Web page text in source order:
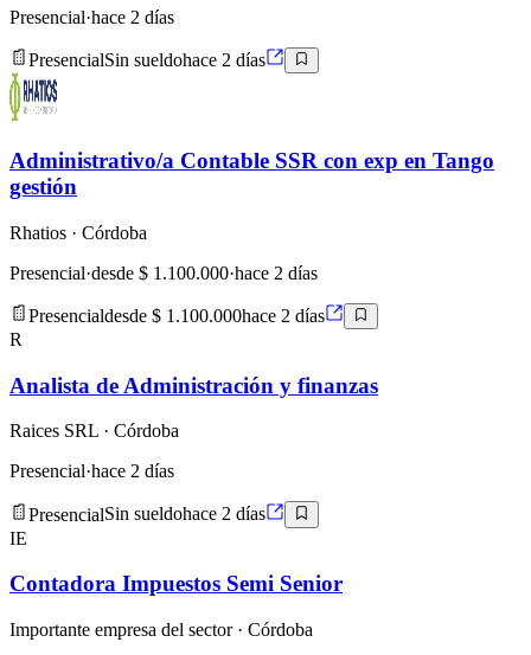
Presencial·hace 2 días
PresencialSin sueldohace 2 días
Administrativo/a Contable SSR con exp en Tango
gestión
Rhatios · Córdoba
Presencial·desde $ 1.100.000·hace 2 días
Presencialdesde $ 1.100.000hace 2 días
R
Analista de Administración y finanzas
Raices SRL · Córdoba
Presencial·hace 2 días
PresencialSin sueldohace 2 días
IE
Contadora Impuestos Semi Senior
Importante empresa del sector· Córdoba